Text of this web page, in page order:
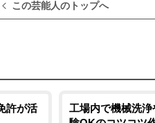
この芸能人のトップへ
許が活
工場内で機械洗